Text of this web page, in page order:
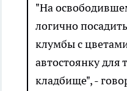
"На
логично
клумбы с
автостоянку для
кладбище", -